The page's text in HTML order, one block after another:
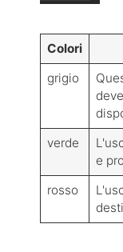
Colori
grigio
verde
e
rosso